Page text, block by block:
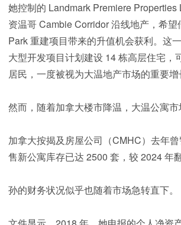
她控制的 Landmark Premiere Properties
资温哥 Cambie Corridor 沿线地产，希
Park 重建项目带来的升值机会获利。这
大型开发项目计划建设 14 栋高层住宅，
居民，一度被视为大温地产市场的重要增
然而，随着加拿大楼市降温，大温公寓市
加拿大按揭及房屋公司（CMHC）去年
售新公寓库存已达 2500 套，较 2024 年翻
孙的财务状况似乎也随着市场急转直下。